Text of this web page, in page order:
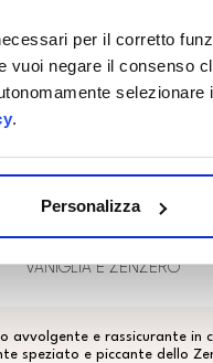
per il corretto
vuoi negare il consenso
selezionare
.
Personalizza
VANIGLIA E ZENZERO
avvolgente e rassicurante in
speziato e piccante dello